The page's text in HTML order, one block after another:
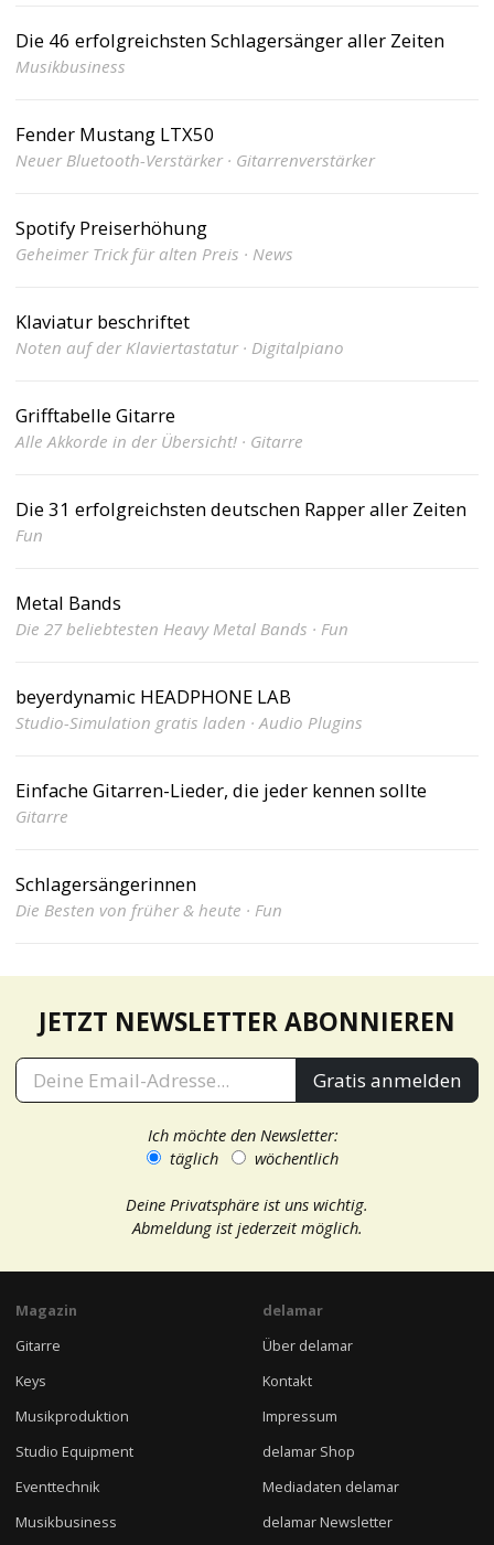
Die 46 erfolgreichsten Schlagersänger aller Zeiten
Musikbusiness
Fender Mustang LTX50
Neuer Bluetooth-Verstärker · Gitarrenverstärker
Spotify Preiserhöhung
Geheimer Trick für alten Preis · News
Klaviatur beschriftet
Noten auf der Klaviertastatur · Digitalpiano
Grifftabelle Gitarre
Alle Akkorde in der Übersicht! · Gitarre
Die 31 erfolgreichsten deutschen Rapper aller Zeiten
Fun
Metal Bands
Die 27 beliebtesten Heavy Metal Bands · Fun
beyerdynamic HEADPHONE LAB
Studio-Simulation gratis laden · Audio Plugins
Einfache Gitarren-Lieder, die jeder kennen sollte
Gitarre
Schlagersängerinnen
Die Besten von früher & heute · Fun
JETZT NEWSLETTER ABONNIEREN
Gratis anmelden
Ich möchte den Newsletter:
täglich
wöchentlich
Deine Privatsphäre ist uns wichtig.
Abmeldung ist jederzeit möglich.
Magazin
Gitarre
Keys
Musikproduktion
Studio Equipment
Eventtechnik
Musikbusiness
delamar
Über delamar
Kontakt
Impressum
delamar Shop
Mediadaten delamar
delamar Newsletter